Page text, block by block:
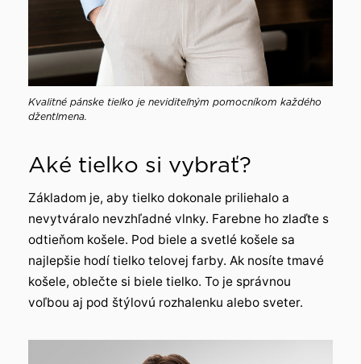
Kvalitné pánske tielko je neviditeľným pomocníkom každého
džentlmena.
Aké tielko si vybrať?
Základom je, aby tielko dokonale priliehalo a
nevytváralo nevzhľadné vlnky. Farebne ho zlaďte s
odtieňom košele. Pod biele a svetlé košele sa
najlepšie hodí tielko telovej farby. Ak nosíte tmavé
košele, oblečte si biele tielko. To je správnou
voľbou aj pod štýlovú rozhalenku alebo sveter.